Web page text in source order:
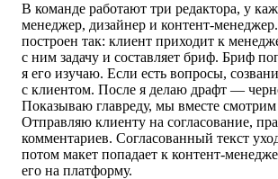
В команде работают три редактора, у
менеджер, дизайнер и контент-
построен так: клиент приходит к
с ним задачу и составляет бриф. Бриф
я его изучаю. Если есть вопросы,
с клиентом. После я делаю драфт —
Показываю главреду, мы вместе
Отправляю клиенту на согласование,
комментариев. Согласованный текст
потом макет попадает к контент-
его на платформу.